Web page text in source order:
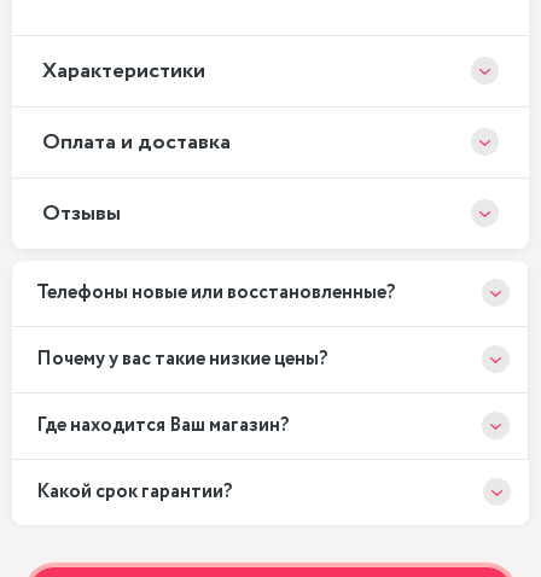
Xарактеристики
Оплата и доставка
Отзывы
Телефоны новые или восстановленные?
Почему у вас такие низкие цены?
Где находится Ваш магазин?
Какой срок гарантии?